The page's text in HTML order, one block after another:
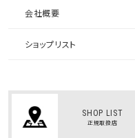
会社概要
ショップリスト
SHOP LIST
正規取扱店